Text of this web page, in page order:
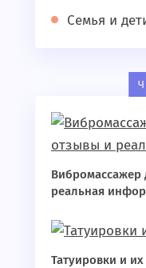
Семья и
Вибромассажер
реальная
Татуировки и